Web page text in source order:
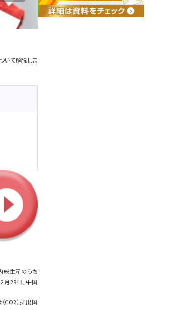
いて解説しま
総生産のうち
月28日、中国
CO2）排出国